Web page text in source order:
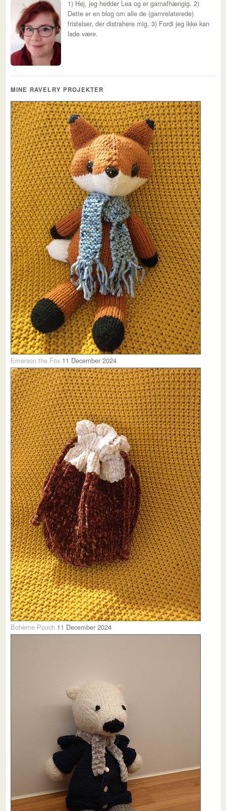
1) Hej, jeg hedder Lea og er garnafhængig. 2)
Dette er en blog om alle de (garnrelaterede)
fristelser, der distrahere mig. 3) Fordi jeg ikke kan
lade være.
MINE RAVELRY PROJEKTER
Emerson the Fox 11 December 2024
Bohème Pouch 11 December 2024